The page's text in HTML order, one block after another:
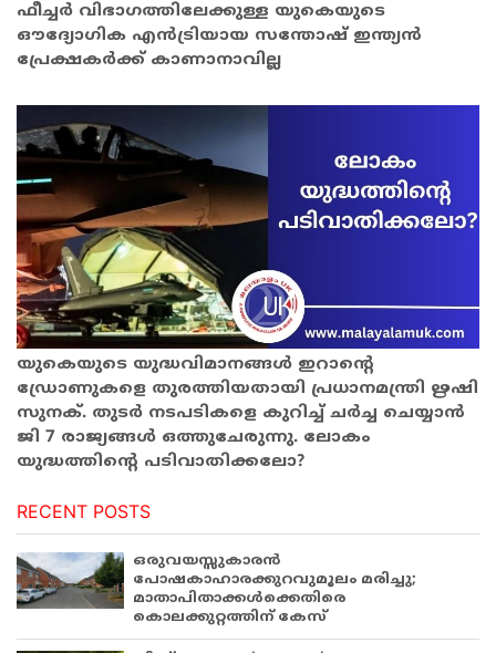
ഫീച്ചർ വിഭാഗത്തിലേക്കുള്ള യുകെയുടെ
ഔദ്യോഗിക എൻട്രിയായ സന്തോഷ് ഇന്ത്യൻ
പ്രേക്ഷകർക്ക് കാണാനാവില്ല
യുകെയുടെ യുദ്ധവിമാനങ്ങൾ ഇറാന്റെ
ഡ്രോണുകളെ തുരത്തിയതായി പ്രധാനമന്ത്രി ഋഷി
സുനക്. തുടർ നടപടികളെ കുറിച്ച് ചർച്ച ചെയ്യാൻ
ജി 7 രാജ്യങ്ങൾ ഒത്തുചേരുന്നു. ലോകം
യുദ്ധത്തിന്റെ പടിവാതിക്കലോ?
RECENT POSTS
ഒരുവയസ്സുകാരൻ
പോഷകാഹാരക്കുറവുമൂലം മരിച്ചു;
മാതാപിതാക്കൾക്കെതിരെ
കൊലക്കുറ്റത്തിന് കേസ്